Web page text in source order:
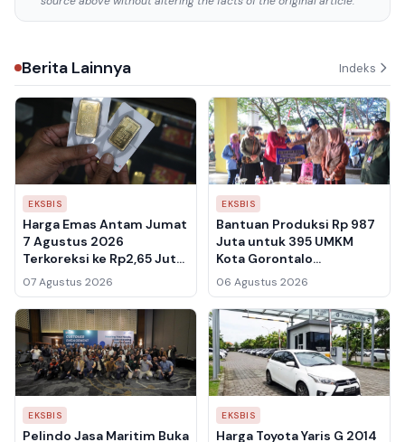
Berita Lainnya Indeks
EKSBIS
Harga Emas Antam Jumat
7 Agustus 2026
Terkoreksi ke Rp2,65 Juta
per Gram, Buyback Ikut
Melemah ke Rp2,461 Juta
07 Agustus 2026
EKSBIS
Bantuan Produksi Rp 987
Juta untuk 395 UMKM
Kota Gorontalo
Disalurkan, Ada Modal
Tambahan Jika Usaha
Berkembang
06 Agustus 2026
EKSBIS
Pelindo Jasa Maritim Buka
EKSBIS
Harga Toyota Yaris G 2014